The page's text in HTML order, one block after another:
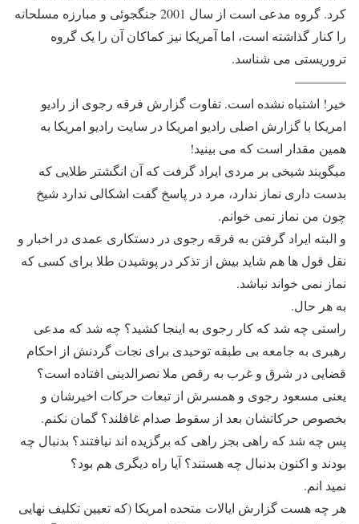
کرد. گروه مدعی است از سال 2001 جنگجوئی و مبارزه مسلحانه
را کنار گذاشته است، اما آمريکا نيز کماکان آن را يک گروه
تروريستی می شناسد.
————
خیر! اشتباه نشده است. تفاوت گزارش فرقه رجوی از رادیو
امریکا با گزارش اصلی رادیو امریکا در سایت رادیو امریکا به
همین مقدار است که می بینید!
میگویند شیخی بر مردی ایراد گرفت که آن انگشتر طلایی که
بدست داری نماز ندارد، مرد در پاسخ گفت اشکالی ندارد شیخ
چون من نماز نمی خوانم.
و البته ایراد گرفتن به فرقه رجوی در دستکاری عمدی در اخبار و
نقل قول ها هم شاید بیش از تذکر در پوشیدن طلا برای کسی که
نماز نمی خواند نباشد.
به هر حال.
راستی چه شد که کار رجوی به اینجا کشید؟ چه شد که مدعی
رهبری به جامعه بی طبقه توحیدی برای نجات گردنش از احکام
قضایی در شرق و غرب به رقص ملا نصرالدینی افتاده است؟
یعنی مسعود رجوی و همسرش از تبعات حرکات اخیرشان و
بخصوص حرکاتشان بعد از سقوط صدام غافلند؟ گمان نکنم.
پس چه شد که راهی بجز راهی که برگزیده اند نیافتند؟ بدنبال چه
بودند و اکنون بدنبال چه هستند؟ آیا راه دیگری هم بود؟
نمید انم.
هر چه هست گزارش ایالات متحده امریکا (که تعیین تکلیف نهایی